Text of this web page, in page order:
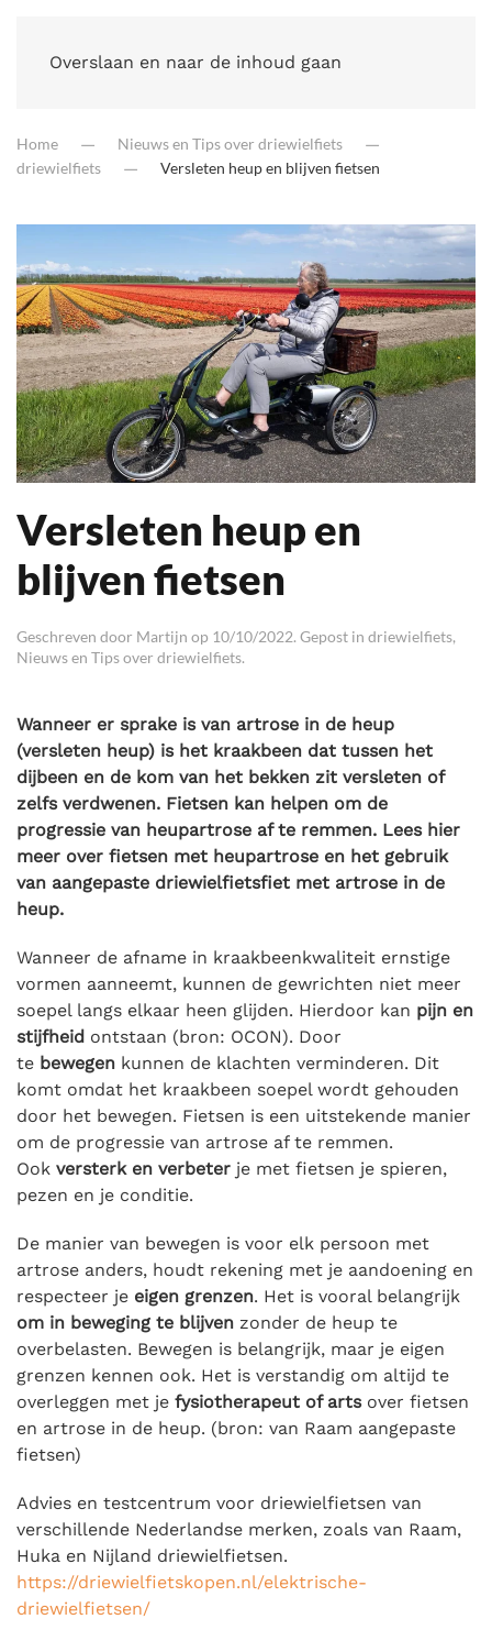
Overslaan en naar de inhoud gaan
Home
Nieuws en Tips over driewielfiets
driewielfiets
Versleten heup en blijven fietsen
Versleten heup en
blijven fietsen
Geschreven door Martijn op 10/10/2022. Gepost in driewielfiets,
Nieuws en Tips over driewielfiets.
Wanneer er sprake is van artrose in de heup
(versleten heup) is het kraakbeen dat tussen het
dijbeen en de kom van het bekken zit versleten of
zelfs verdwenen. Fietsen kan helpen om de
progressie van heupartrose af te remmen. Lees hier
meer over fietsen met heupartrose en het gebruik
van aangepaste driewielfietsfiet met artrose in de
heup.
Wanneer de afname in kraakbeenkwaliteit ernstige
vormen aanneemt, kunnen de gewrichten niet meer
soepel langs elkaar heen glijden. Hierdoor kan pijn en
stijfheid ontstaan (bron: OCON). Door
te bewegen kunnen de klachten verminderen. Dit
komt omdat het kraakbeen soepel wordt gehouden
door het bewegen. Fietsen is een uitstekende manier
om de progressie van artrose af te remmen.
Ook versterk en verbeter je met fietsen je spieren,
pezen en je conditie.
De manier van bewegen is voor elk persoon met
artrose anders, houdt rekening met je aandoening en
respecteer je eigen grenzen. Het is vooral belangrijk
om in beweging te blijven zonder de heup te
overbelasten. Bewegen is belangrijk, maar je eigen
grenzen kennen ook. Het is verstandig om altijd te
overleggen met je fysiotherapeut of artsover fietsen
en artrose in de heup. (bron: van Raam aangepaste
fietsen)
Advies en testcentrum voor driewielfietsen van
verschillende Nederlandse merken, zoals van Raam,
Huka en Nijland driewielfietsen.
https://driewielfietskopen.nl/elektrische-
driewielfietsen/